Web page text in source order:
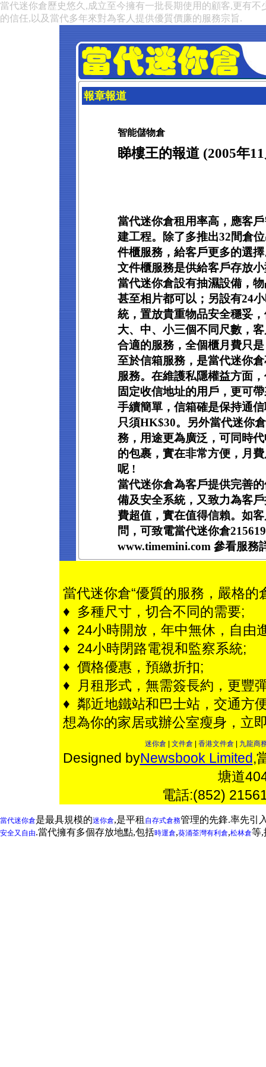
當代迷你倉歷史悠久,成立至今擁有一批長期使用的顧客,更有
的信任,以及當代多年來對為客人提供優質價廉的服務宗旨.
報章報道
智能儲物倉
睇樓王的報道 (2005年
當代迷你倉租用率高，應客
建工程。除了多推出32間倉
件櫃服務，給客戶更多的選
文件櫃服務是供給客戶存放
當代迷你倉設有抽濕設備，
甚至相片都可以；另設有24
統，置放貴重物品安全穩妥
大、中、小三個不同尺數，
合適的服務，全個櫃月費只
至於信箱服務，是當代迷你
服務。在維護私隱權益方面
固定收信地址的用戶，更可
手續簡單，信箱確是保持通
只須HK$30。另外當代迷你
務，用途更為廣泛，可同時
的包裹，實在非常方便，月
呢 !
當代迷你倉為客戶提供完善
備及安全系統，又致力為客
費超值，實在值得信賴。如
問，可致電當代迷你倉
www.timemini.com 參看服務
當代迷你倉“優質的服務，嚴格
♦ 多種尺寸，切合不同的需要;
♦ 24小時開放，年中無休，自由
♦ 24小時閉路電視和監察系統;
♦ 價格優惠，預繳折扣;
♦ 月租形式，無需簽長約，更豐
♦ 鄰近地鐵站和巴士站，交通方
想為你的家居或辦公室瘦身，立
迷你倉 文件倉 香港文件倉 九龍商
Designed byNewsbook Limited,
塘道
電話:(852)
當代迷你倉是最具規模的迷你倉,是平租 自存式倉務管理的先鋒.率先引
安全又自由.當代擁有多個存放地點,包括時運倉,葵涌荃灣有利倉,松林倉等,